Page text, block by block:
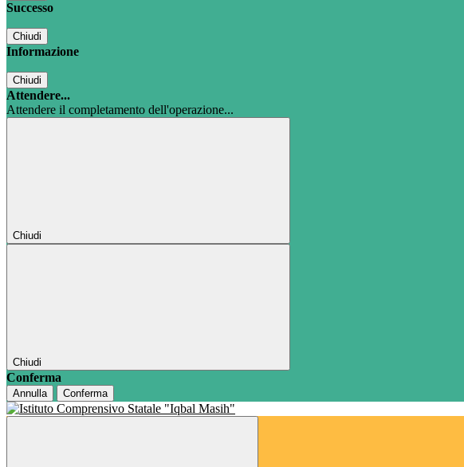
Successo
Chiudi
Informazione
Chiudi
Attendere...
Attendere il completamento dell'operazione...
Chiudi
Chiudi
Conferma
Annulla Conferma